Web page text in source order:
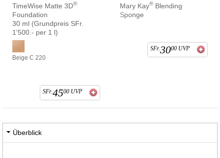
TimeWise Matte 3D®
Foundation
30 ml (Grundpreis SFr.
1'500.- per 1 l)
Beige C 220
SFr.4500 UVP
Mary Kay® Blending
Sponge
SFr.3000 UVP
Überblick